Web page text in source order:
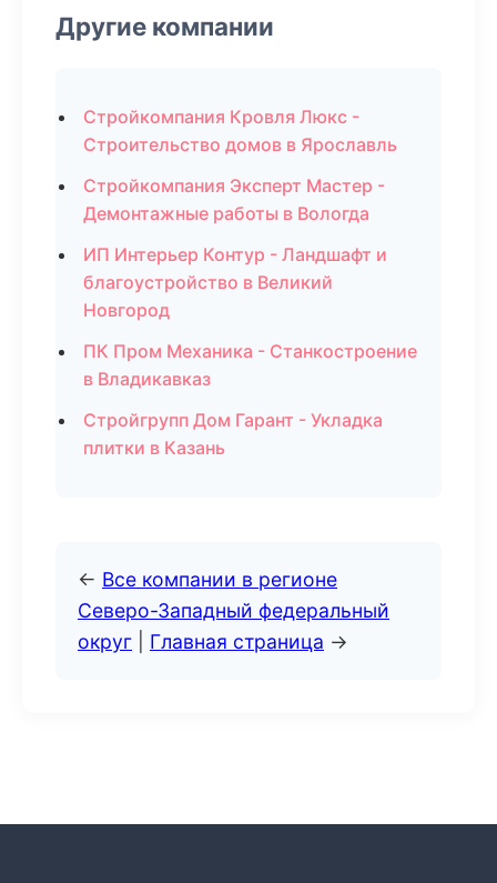
Другие компании
Стройкомпания Кровля Люкс -
Строительство домов в Ярославль
Стройкомпания Эксперт Мастер -
Демонтажные работы в Вологда
ИП Интерьер Контур - Ландшафт и
благоустройство в Великий
Новгород
ПК Пром Механика - Станкостроение
в Владикавказ
Стройгрупп Дом Гарант - Укладка
плитки в Казань
← Все компании в регионе
Северо-Западный федеральный
округ
Главная страница →